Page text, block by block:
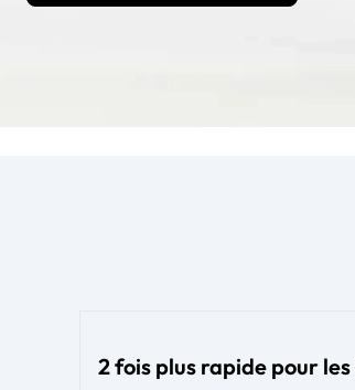
2 fois plus rapide pour